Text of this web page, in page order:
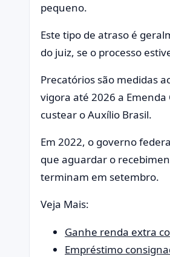
pequeno.
Este tipo de atraso é
do juiz, se o processo
Precatórios são medidas
vigora até 2026 a
custear o Auxílio Brasil.
Em 2022, o governo
que aguardar o
terminam em setembro.
Veja Mais:
Ganhe renda extra
Empréstimo